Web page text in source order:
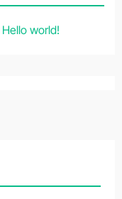
Hello world!